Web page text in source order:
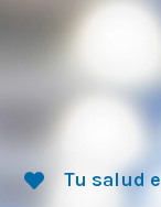
Tu salud